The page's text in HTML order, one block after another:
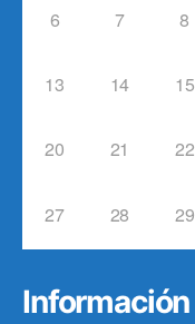
6 7 8
13 14 15
20 21 22
27 28 29
Información